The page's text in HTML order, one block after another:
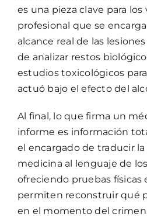
es una pieza clave para los
profesional que se
alcance real de las
de analizar restos
estudios toxicológicos
actuó bajo el efecto del
Al final, lo que firma un
informe es información
el encargado de traducir la
medicina al lenguaje de
ofreciendo pruebas
permiten reconstruir qué
en el momento del